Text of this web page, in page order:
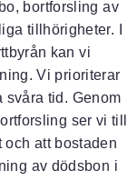
bortforsling av
tillhörigheter. I
kan vi
Vi prioriterar
svåra tid. Genom
ser vi till
och att bostaden
av dödsbon i